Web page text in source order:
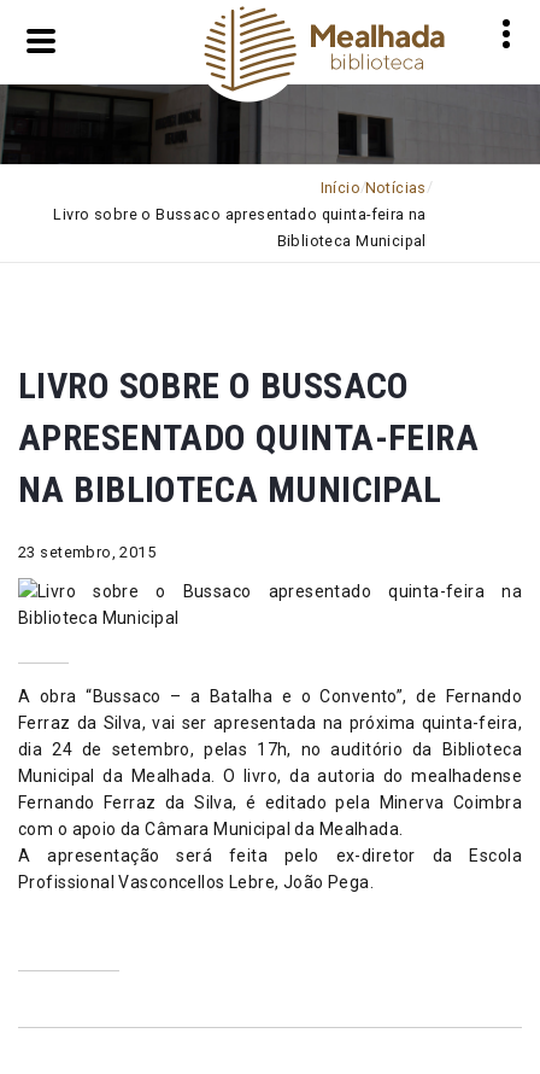
Início Notícias
Livro sobre o Bussaco apresentado quinta-feira na
Biblioteca Municipal
LIVRO SOBRE O BUSSACO
APRESENTADO QUINTA-FEIRA
NA BIBLIOTECA MUNICIPAL
23 setembro, 2015
A obra “Bussaco – a Batalha e o Convento”, de Fernando
Ferraz da Silva, vai ser apresentada na próxima quinta-feira,
dia 24 de setembro, pelas 17h, no auditório da Biblioteca
Municipal da Mealhada. O livro, da autoria do mealhadense
Fernando Ferraz da Silva, é editado pela Minerva Coimbra
com o apoio da Câmara Municipal da Mealhada.
A apresentação será feita pelo ex-diretor da Escola
Profissional Vasconcellos Lebre, João Pega.